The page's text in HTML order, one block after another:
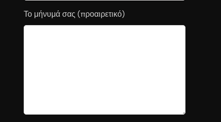
Το μήνυμά σας (προαιρετικό)